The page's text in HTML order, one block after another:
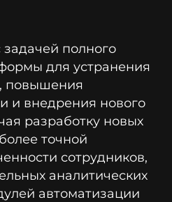
задачей полного
для устранения
повышения
и внедрения нового
разработку новых
точной
сотрудников,
аналитических
автоматизации